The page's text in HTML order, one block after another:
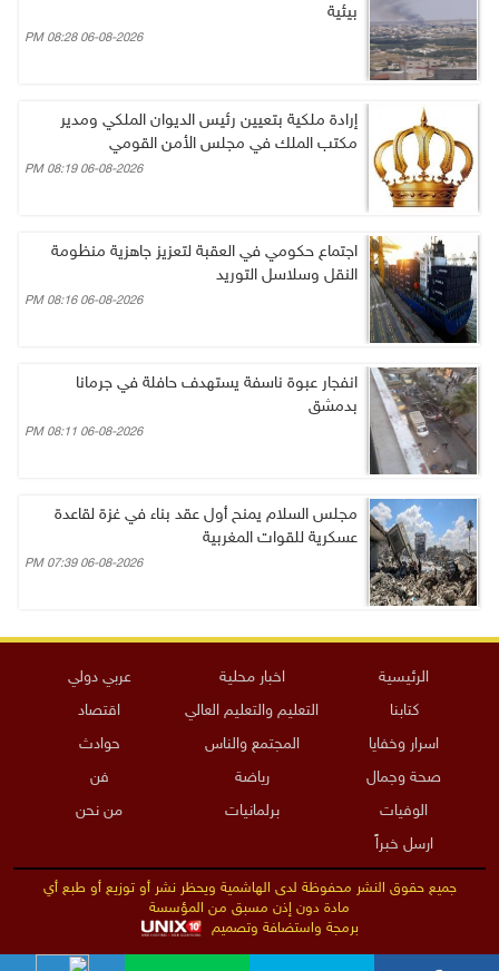
بيئية
06-08-2026 08:28 PM
إرادة ملكية بتعيين رئيس الديوان الملكي ومدير
مكتب الملك في مجلس الأمن القومي
06-08-2026 08:19 PM
اجتماع حكومي في العقبة لتعزيز جاهزية منظومة
النقل وسلاسل التوريد
06-08-2026 08:16 PM
انفجار عبوة ناسفة يستهدف حافلة في جرمانا
بدمشق
06-08-2026 08:11 PM
مجلس السلام يمنح أول عقد بناء في غزة لقاعدة
عسكرية للقوات المغربية
06-08-2026 07:39 PM
الرئيسية اخبار محلية
عربي دولي
كتابنا
التعليم والتعليم العالي
اقتصاد
اسرار وخفايا
المجتمع والناس
حوادث
صحة وجمال
رياضة
فن
الوفيات
برلمانيات
من نحن
ارسل خبراً
جميع حقوق النشر محفوظة لدى الهاشمية ويحظر نشر أو توزيع أو طبع أي
مادة دون إذن مسبق من المؤسسة
برمجة واستضافة وتصميم